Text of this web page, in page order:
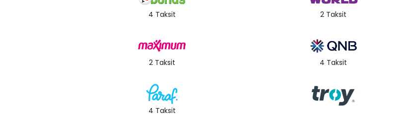
4 Taksit 2 Taksit
2 Taksit 4 Taksit
4 Taksit